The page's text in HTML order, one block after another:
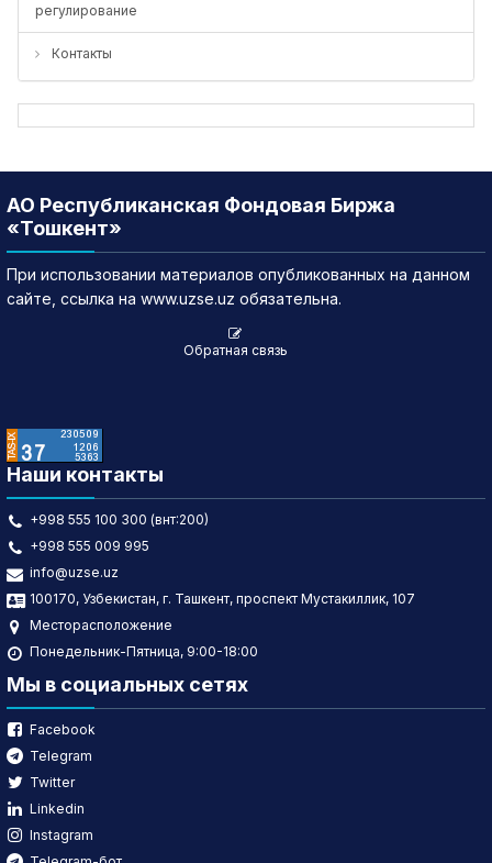
регулирование
Контакты
АО Республиканская Фондовая Биржа
«Тошкент»
При использовании материалов опубликованных на данном
сайте, ссылка на www.uzse.uz обязательна.
Обратная связь
Наши контакты
+998 555 100 300 (внт:200)
+998 555 009 995
info@uzse.uz
100170, Узбекистан, г. Ташкент, проспект Мустакиллик, 107
Месторасположение
Понедельник-Пятница, 9:00-18:00
Мы в социальных сетях
Facebook
Telegram
Twitter
Linkedin
Instagram